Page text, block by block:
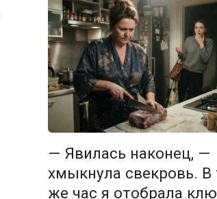
— Явилась наконец, —
хмыкнула свекровь. В
же час я отобрала